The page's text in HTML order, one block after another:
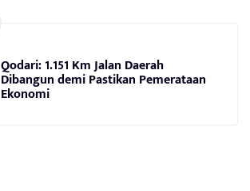
Qodari: 1.151 Km Jalan Daerah
Dibangun demi Pastikan Pemerataan
Ekonomi